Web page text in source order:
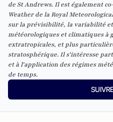
de St Andrews. Il est également
Weather de la Royal
sur la prévisibilité, la variabilité et
météorologiques et climatiques à
extratropicales, et plus
stratosphérique. Il s'intéresse
et à l'application des régimes
de temps.